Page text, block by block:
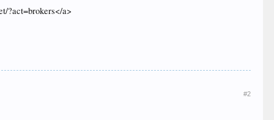
?act=brokers</a>
#2